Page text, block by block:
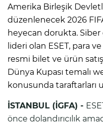
Amerika Birleşik
düzenlenecek 2026
heyecan dorukta.
lideri olan ESET, para
resmi bilet ve ürün
Dünya Kupası temalı
konusunda taraftarları
İSTANBUL (İGFA) -
önce dolandırıcılık